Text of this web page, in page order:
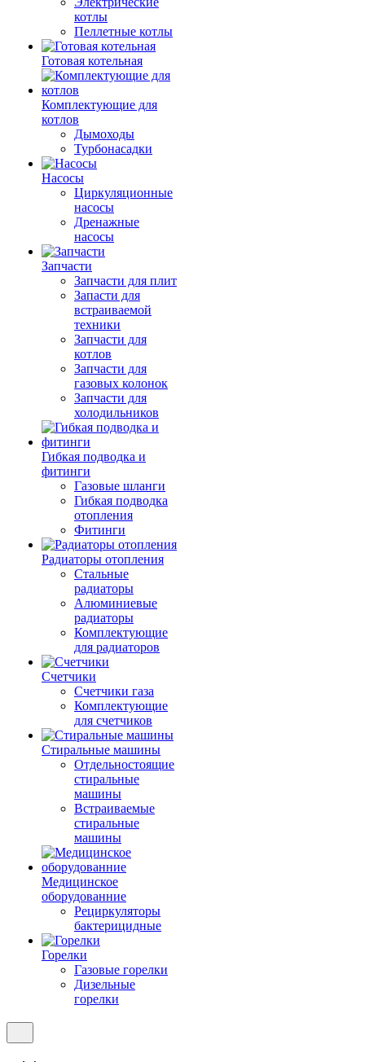
котлы
Пеллетные котлы
Готовая котельная
Комплектующие для
котлов
Дымоходы
Турбонасадки
Насосы
Циркуляционные
насосы
Дренажные
насосы
Запчасти
Запчасти для плит
Запасти для
встраиваемой
техники
Запчасти для
котлов
Запчасти для
газовых колонок
Запчасти для
холодильников
Гибкая подводка и
фитинги
Газовые шланги
Гибкая подводка
отопления
Фитинги
Радиаторы отопления
Стальные
радиаторы
Алюминиевые
радиаторы
Комплектующие
для радиаторов
Счетчики
Счетчики газа
Комплектующие
для счетчиков
Стиральные машины
Отдельностоящие
стиральные
машины
Встраиваемые
стиральные
машины
Медицинское
оборудованние
Рециркуляторы
бактерицидные
Горелки
Газовые горелки
Дизельные
горелки